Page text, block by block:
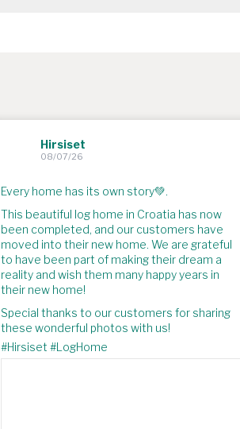
Hirsiset
08/07/26
Every home has its own story💚.
This beautiful log home in Croatia has now
been completed, and our customers have
moved into their new home. We are grateful
to have been part of making their dream a
reality and wish them many happy years in
their new home!
Special thanks to our customers for sharing
these wonderful photos with us!
#Hirsiset #LogHome